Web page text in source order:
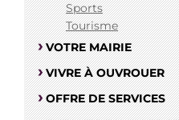
Sports
Tourisme
VOTRE MAIRIE
VIVRE À OUVROUER
OFFRE DE SERVICES